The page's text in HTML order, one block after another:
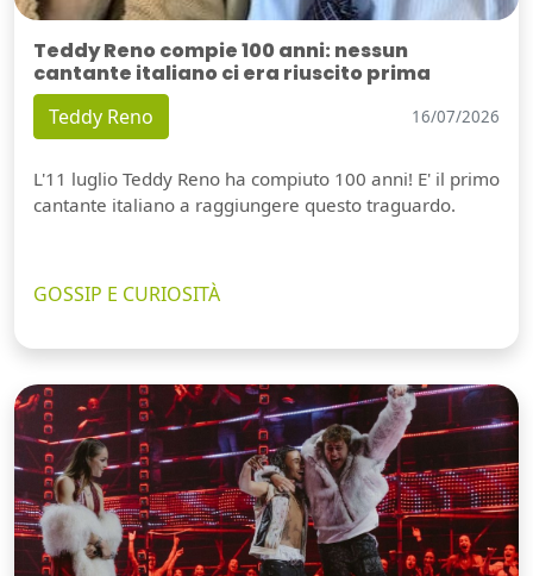
Teddy Reno compie 100 anni: nessun
cantante italiano ci era riuscito prima
Teddy Reno 16/07/2026
L'11 luglio Teddy Reno ha compiuto 100 anni! E' il primo
cantante italiano a raggiungere questo traguardo.
GOSSIP E CURIOSITÀ